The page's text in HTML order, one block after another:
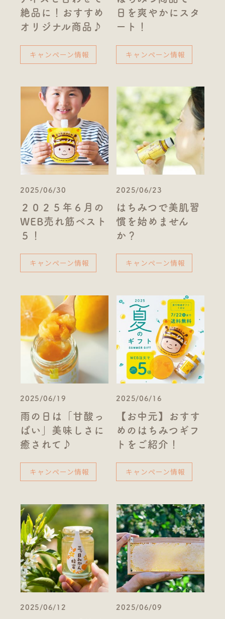
絶品に！おすすめ
オリジナル商品♪
キャンペーン情報
日を爽やかにスタ
ート！
キャンペーン情報
2025/06/30
２０２５年６月の
WEB売れ筋ベスト
５！
キャンペーン情報
2025/06/23
はちみつで美肌習
慣を始めません
か？
キャンペーン情報
2025/06/19
雨の日は「甘酸っ
ぱい」美味しさに
癒されて♪
キャンペーン情報
2025/06/16
【お中元】おすす
めのはちみつギフ
トをご紹介！
キャンペーン情報
2025/06/12 2025/06/09